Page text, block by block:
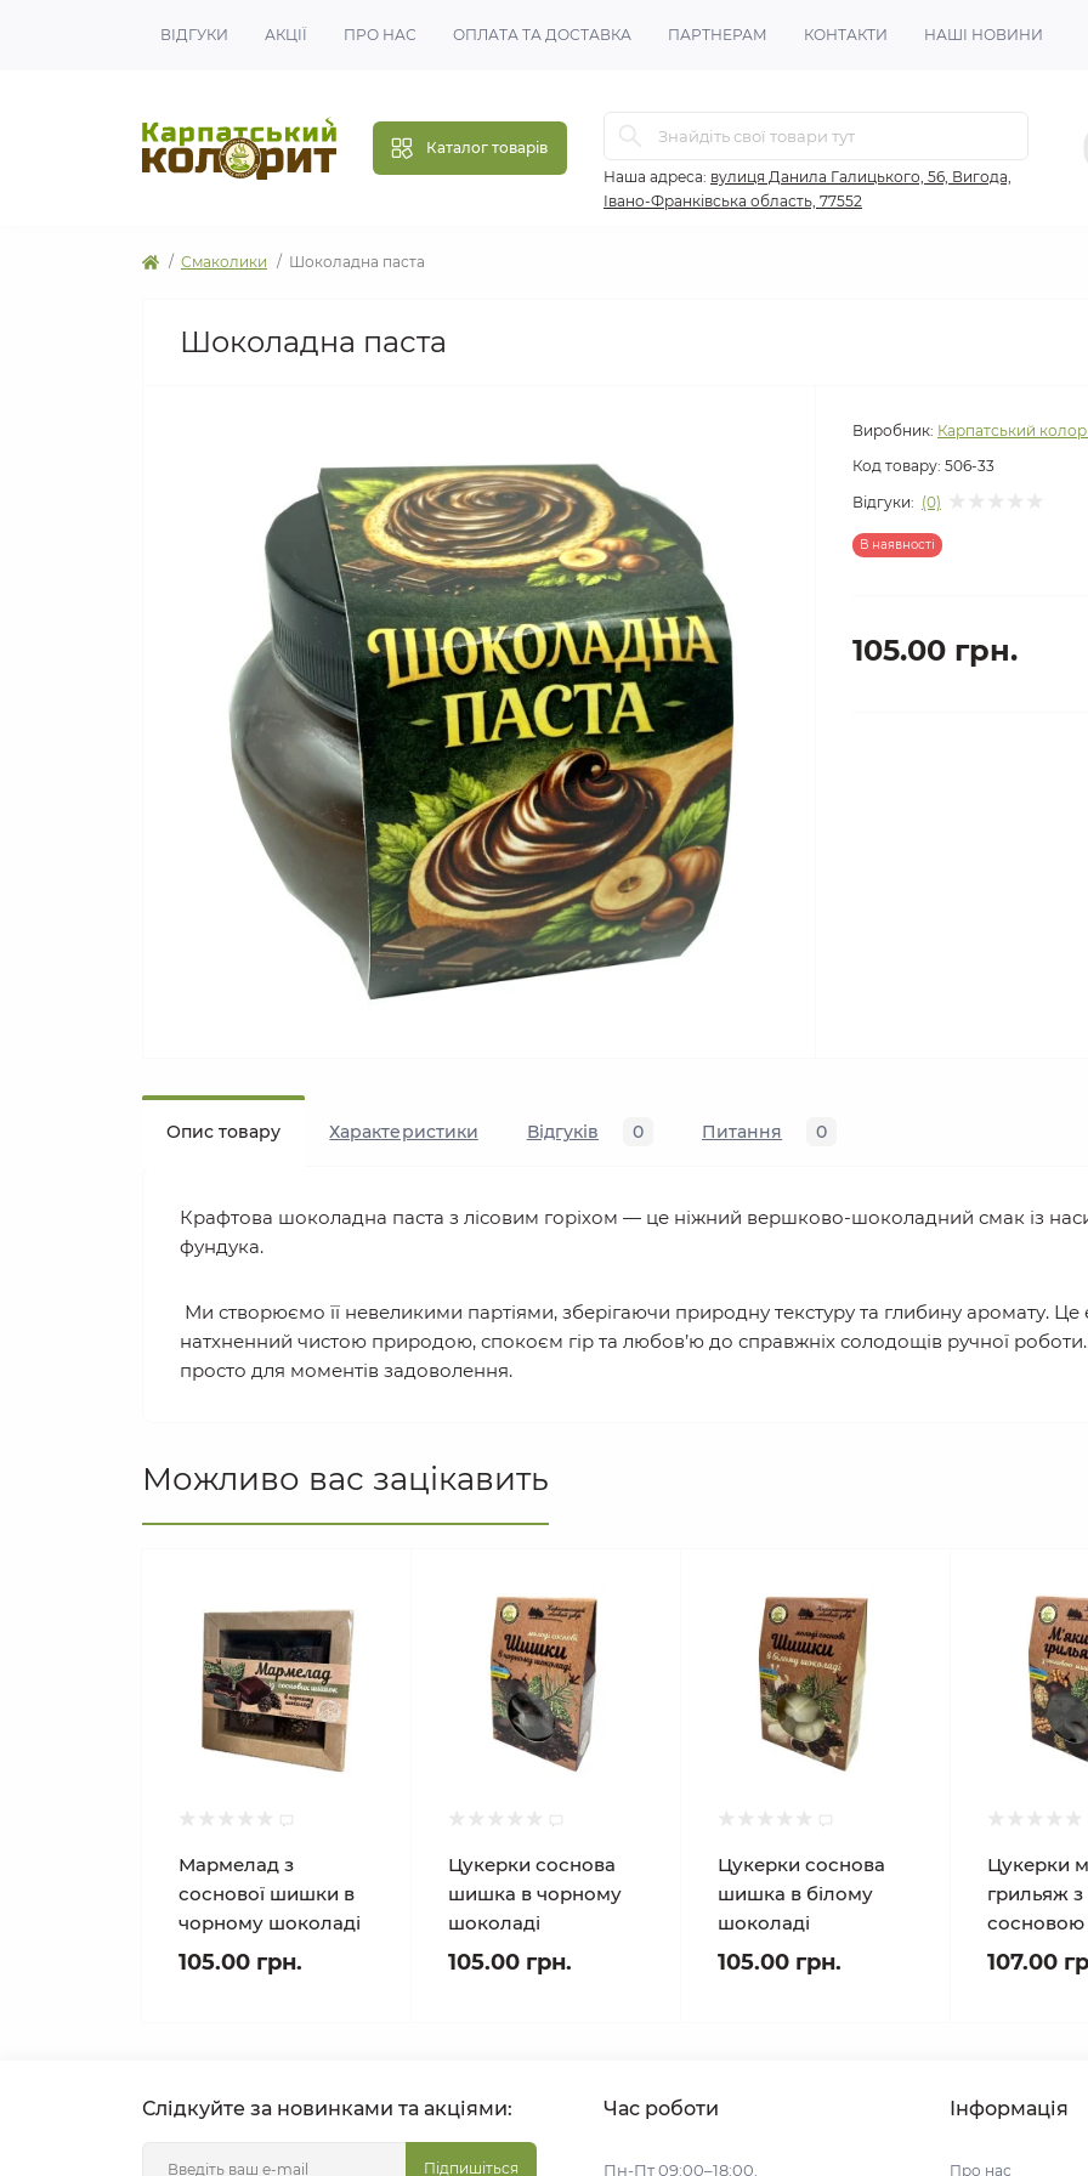
ВІДГУКИ АКЦІЇ ПРО НАС ОПЛАТА ТА ДОСТАВКА ПАРТНЕРАМ КОНТАКТИ НАШІ НОВИНИ
Каталог товарів
Наша адреса: вулиця Данила Галицького, 56, Вигода,
Івано-Франківська область, 77552
Смаколики Шоколадна паста
Шоколадна паста
Виробник: Карпатський
Код товару: 506-33
Відгуки: (0)
В наявності
105.00 грн.
Опис товару Характеристики Відгуків 0 Питання 0
Крафтова шоколадна паста з лісовим горіхом — це ніжний вершково-шоколадний смак із
фундука.
Ми створюємо її невеликими партіями, зберігаючи природну текстуру та глибину аромату.
натхненний чистою природою, спокоєм гір та любов’ю до справжніх солодощів ручної роботи.
просто для моментів задоволення.
Можливо вас зацікавить
Мармелад з
соснової шишки в
чорному шоколаді
105.00 грн.
Цукерки соснова
шишка в чорному
шоколаді
105.00 грн.
Цукерки соснова
шишка в білому
шоколаді
105.00 грн.
Цукерки
грильяж з
107.00
Слідкуйте за новинками та акціями:
Підпишіться
Час роботи
Пн-Пт 09:00–18:00.
Інформація
Про нас